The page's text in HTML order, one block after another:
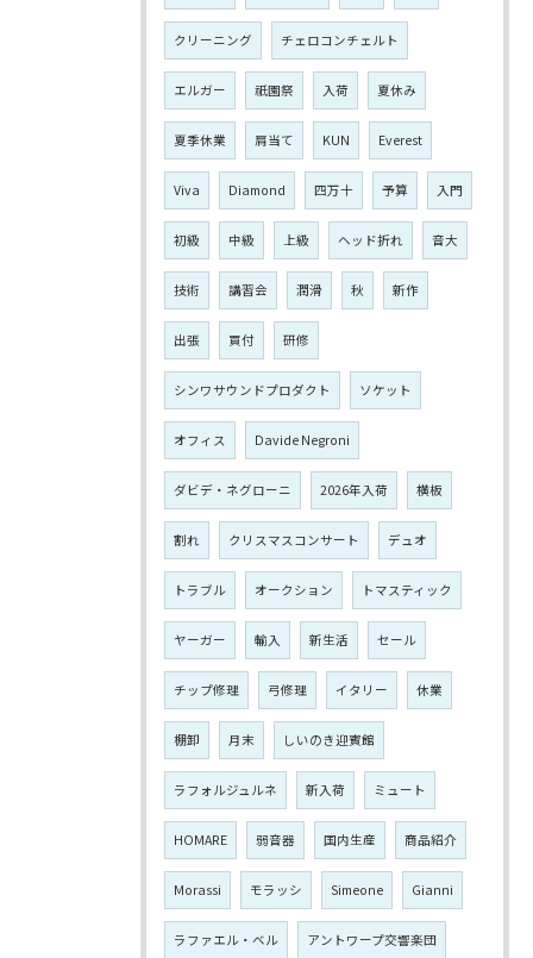
クリーニング チェロコンチェルト
エルガー 祇園祭 入荷 夏休み
夏季休業 肩当て KUN Everest
Viva Diamond 四万十 予算 入門
初級 中級 上級 ヘッド折れ 音大
技術 講習会 潤滑 秋 新作
出張 買付 研修
シンワサウンドプロダクト ソケット
オフィス Davide Negroni
ダビデ・ネグローニ 2026年入荷 横板
割れ クリスマスコンサート デュオ
トラブル オークション トマスティック
ヤーガー 輸入 新生活 セール
チップ修理 弓修理 イタリー 休業
棚卸 月末 しいのき迎賓館
ラフォルジュルネ 新入荷 ミュート
HOMARE 弱音器 国内生産 商品紹介
Morassi モラッシ Simeone Gianni
ラファエル・ベル アントワープ交響楽団